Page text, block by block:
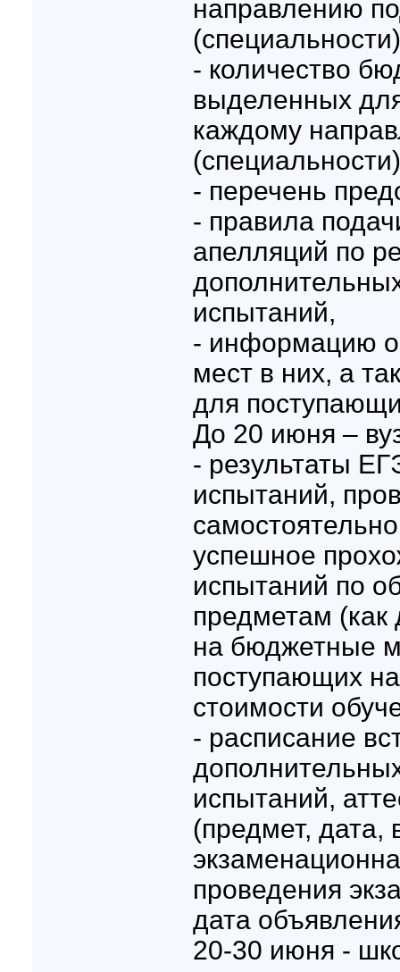
направлению
- количество
выделенных
каждому
- перечень
- правила
апелляций по
испытаний,
- информацию
мест в них, а
для
До 20 июня –
- результаты
испытаний,
успешное
испытаний по
предметам
на бюджетные
поступающих
стоимости
- расписание
испытаний,
(предмет, дата,
проведения
дата
20-30 июня -